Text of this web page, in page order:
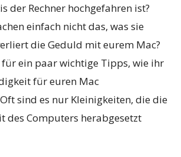
der Rechner hochgefahren ist?
einfach nicht das, was sie
die Geduld mit eurem Mac?
für ein paar wichtige Tipps, wie ihr
für euren Mac
sind es nur Kleinigkeiten, die die
des Computers herabgesetzt